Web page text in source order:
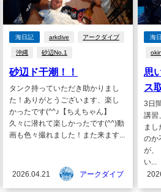
海日記 arkdive アークダイブ
沖縄 砂辺No.1
砂辺ド干潮！！
タンク持っていただき助かりまし
た！ありがとうございます、楽し
かったです(^^♪【ちえちゃん】
久々に潜れて楽しかったです(^^)動
画も色々撮れました！また来ます...
2026.04.21 アークダイブ
海
思
ス
3日
講習
まし
のか
が、
い...